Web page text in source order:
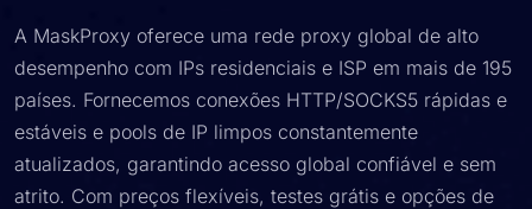
A MaskProxy oferece uma rede proxy global de alto
desempenho com IPs residenciais e ISP em mais de 195
países. Fornecemos conexões HTTP/SOCKS5 rápidas e
estáveis e pools de IP limpos constantemente
atualizados, garantindo acesso global confiável e sem
atrito. Com preços flexíveis, testes grátis e opções de